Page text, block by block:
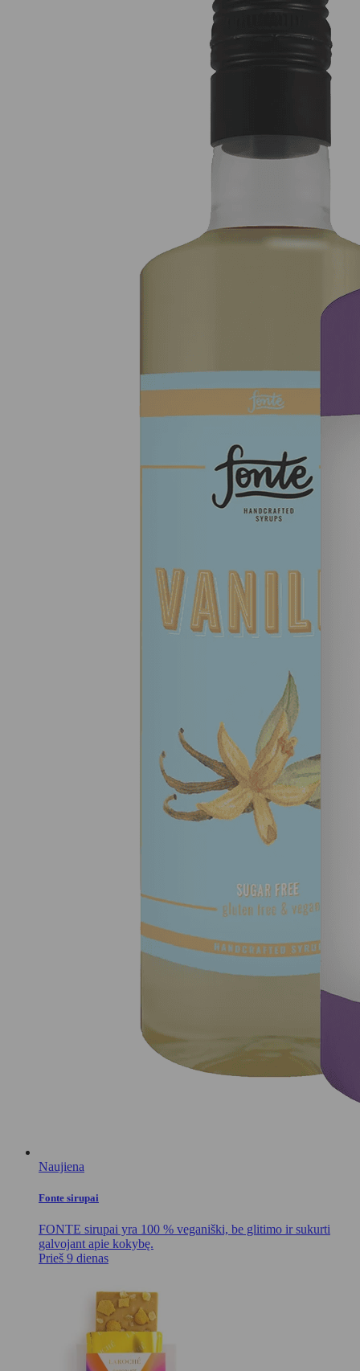
Naujiena
Fonte sirupai
FONTE sirupai yra 100 % veganiški, be glitimo ir sukurti
galvojant apie kokybę.
Prieš 9 dienas